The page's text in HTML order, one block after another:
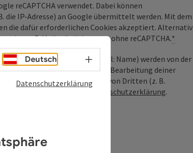
reCAPTCHA verwendet. Dabei können
die IP-Adresse) an Google übermittelt werden. Mit dem
die dafür erforderlichen Cookies akzeptiert. Alternativ
per E-Mail möglich – ganz ohne reCAPTCHA.*
Mail-Adresse, Anfrage; optional: Name) werden von der
GmbH ausschließlich für die Bearbeitung deiner
wenn die Anfrage von Dritten (z. B.
ist. Siehe auch
Datenschutzerklärung.
Deutsch Sprachwahl - Menü öffnen
Datenschutzerklärung